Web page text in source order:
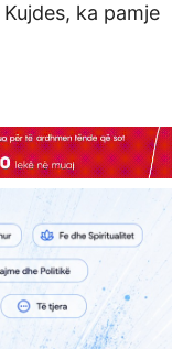
Kujdes, ka pamje